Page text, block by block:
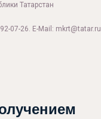
Татарстан
07-26. E-Mail: mkrt@tatar.ru